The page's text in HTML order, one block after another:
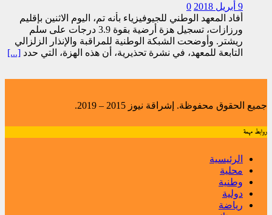
9 أبريل 2018
0
أفاد المعهد الوطني للجيوفيزياء بأنه تم، اليوم الاثنين بإقليم
ورزازات، تسجيل هزة أرضية بقوة 3.9 درجات على سلم
ريشتر. وأوضحت الشبكة الوطنية للمراقبة والإنذار الزلزالي
التابعة للمعهد، في نشرة تحذيرية، أن هذه الهزة، التي حدد [...]
جميع الحقوق محفوظة. إشراقة نيوز 2015 – 2019.
روابط مهمة
الرئيسية
محلية
وطنية
دولية
رياضة